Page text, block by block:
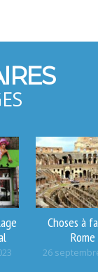
Choses à
Rome
26